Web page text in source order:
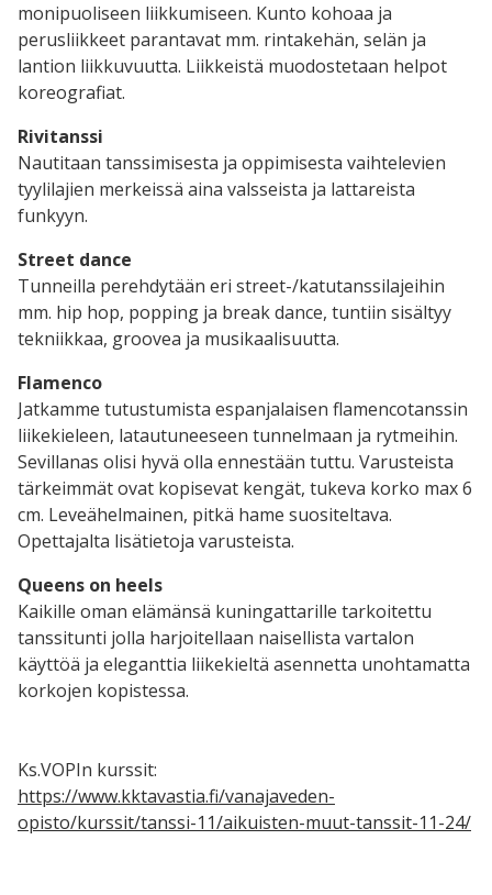
monipuoliseen liikkumiseen. Kunto kohoaa ja
perusliikkeet parantavat mm. rintakehän, selän ja
lantion liikkuvuutta. Liikkeistä muodostetaan helpot
koreografiat.
Rivitanssi
Nautitaan tanssimisesta ja oppimisesta vaihtelevien
tyylilajien merkeissä aina valsseista ja lattareista
funkyyn.
Street dance
Tunneilla perehdytään eri street-/katutanssilajeihin
mm. hip hop, popping ja break dance, tuntiin sisältyy
tekniikkaa, groovea ja musikaalisuutta.
Flamenco
Jatkamme tutustumista espanjalaisen flamencotanssin
liikekieleen, latautuneeseen tunnelmaan ja rytmeihin.
Sevillanas olisi hyvä olla ennestään tuttu. Varusteista
tärkeimmät ovat kopisevat kengät, tukeva korko max 6
cm. Leveähelmainen, pitkä hame suositeltava.
Opettajalta lisätietoja varusteista.
Queens on heels
Kaikille oman elämänsä kuningattarille tarkoitettu
tanssitunti jolla harjoitellaan naisellista vartalon
käyttöä ja eleganttia liikekieltä asennetta unohtamatta
korkojen kopistessa.
Ks.VOPIn kurssit:
https://www.kktavastia.fi/vanajaveden-
opisto/kurssit/tanssi-11/aikuisten-muut-tanssit-11-24/